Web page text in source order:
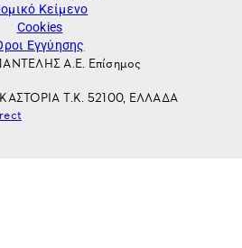
Κείμενο
Cookies
Εγγύησης
Α.Ε. Επίσημος
Τ.Κ. 52100, ΕΛΛΑΔΑ